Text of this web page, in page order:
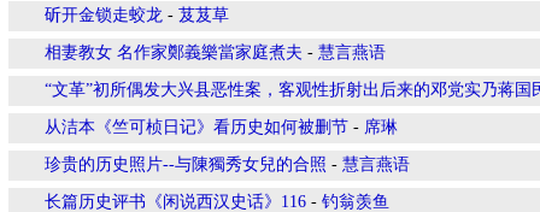
斫开金锁走蛟龙 - 芨芨草
相妻教女 名作家鄭義樂當家庭煮夫 - 慧言燕语
“文革”初所偶发大兴县恶性案，客观性折射出后来的邓党实乃蒋国
从洁本《竺可桢日记》看历史如何被删节 - 席琳
珍贵的历史照片--与陳獨秀女兒的合照 - 慧言燕语
长篇历史评书《闲说西汉史话》116 - 钓翁羡鱼